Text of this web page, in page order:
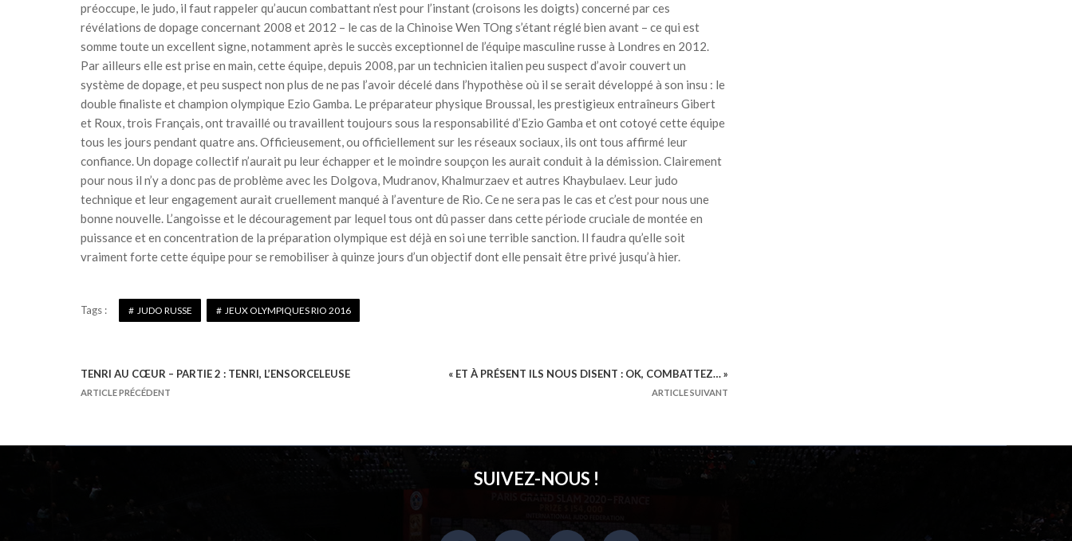
préoccupe, le judo, il faut rappeler qu’aucun combattant n’est pour l’instant (croisons les doigts) concerné par ces
révélations de dopage concernant 2008 et 2012 – le cas de la Chinoise Wen TOng s’étant réglé bien avant – ce qui est
somme toute un excellent signe, notamment après le succès exceptionnel de l’équipe masculine russe à Londres en 2012.
Par ailleurs elle est prise en main, cette équipe, depuis 2008, par un technicien italien peu suspect d’avoir couvert un
système de dopage, et peu suspect non plus de ne pas l’avoir décelé dans l’hypothèse où il se serait développé à son insu : le
double finaliste et champion olympique Ezio Gamba. Le préparateur physique Broussal, les prestigieux entraîneurs Gibert
et Roux, trois Français, ont travaillé ou travaillent toujours sous la responsabilité d’Ezio Gamba et ont cotoyé cette équipe
tous les jours pendant quatre ans. Officieusement, ou officiellement sur les réseaux sociaux, ils ont tous affirmé leur
confiance. Un dopage collectif n’aurait pu leur échapper et le moindre soupçon les aurait conduit à la démission. Clairement
pour nous il n’y a donc pas de problème avec les Dolgova, Mudranov, Khalmurzaev et autres Khaybulaev. Leur judo
technique et leur engagement aurait cruellement manqué à l’aventure de Rio. Ce ne sera pas le cas et c’est pour nous une
bonne nouvelle. L’angoisse et le découragement par lequel tous ont dû passer dans cette période cruciale de montée en
puissance et en concentration de la préparation olympique est déjà en soi une terrible sanction. Il faudra qu’elle soit
vraiment forte cette équipe pour se remobiliser à quinze jours d’un objectif dont elle pensait être privé jusqu’à hier.
Tags : JUDO RUSSE JEUX OLYMPIQUES RIO 2016
N
a
TENRI AU CŒUR – PARTIE 2 : TENRI, L’ENSORCELEUSE
ARTICLE PRÉCÉDENT
« ET À PRÉSENT ILS NOUS DISENT : OK, COMBATTEZ… »
ARTICLE SUIVANT
SUIVEZ-NOUS !